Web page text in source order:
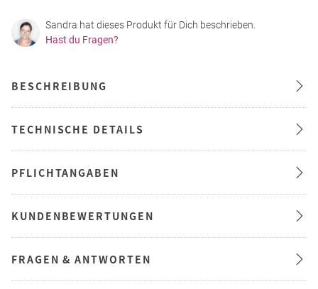
Sandra hat dieses Produkt für Dich beschrieben.
Hast du Fragen?
BESCHREIBUNG
TECHNISCHE DETAILS
PFLICHTANGABEN
KUNDENBEWERTUNGEN
FRAGEN & ANTWORTEN